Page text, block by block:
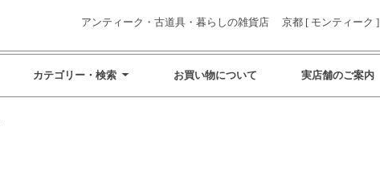
アンティーク・古道具・暮らしの雑貨店 京都 [ モンティーク ]
カテゴリー・検索 お買い物について 実店舗のご案内